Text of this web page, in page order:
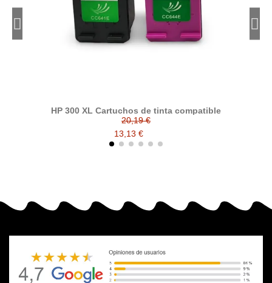
HP 300 XL Cartuchos de tinta compatible
20,19 €
13,13 €